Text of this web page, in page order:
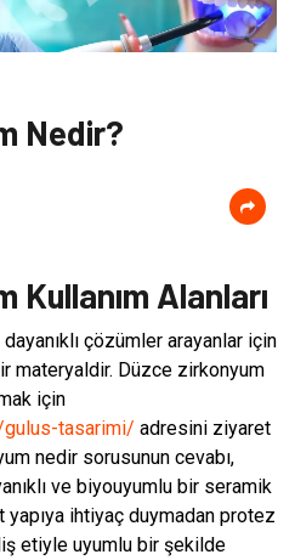
Nedir?
Kullanım Alanları
çözümler arayanlar için
materyaldir. Düzce zirkonyum
için
tasarimi/ adresini ziyaret
nedir sorusunun cevabı,
ve biyouyumlu bir seramik
yapıya ihtiyaç duymadan protez
etiyle uyumlu bir şekilde